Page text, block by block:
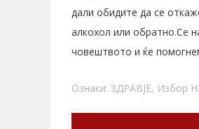
дали обидите да се
алкохол или обратно.Се
човештвото и ќе
Ознаки: ЗДРАВЈЕ, Избор